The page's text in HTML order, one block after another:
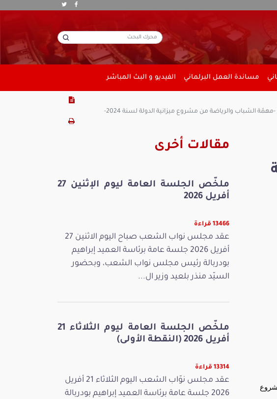
مساندة العمل البرلماني الفيديو و البث المباشر
مشروع
مقالات أخرى
ملخّص الجلسة العامة ليوم الإثنين 27
أفريل 2026
13466 قراءة
عقد مجلس نواب الشعب صباح اليوم الاثنين 27
أفريل 2026 جلسة عامة برئاسة العميد إبراهيم
بودربالة رئيس مجلس نواب الشعب، وبحضور
السيّد منذر بلعيد وزير ال...
ملخّص الجلسة العامة ليوم الثلاثاء 21
أفريل 2026 (النقطة الأولى)
13314 قراءة
عقد مجلس نوّاب الشعب اليوم الثلاثاء 21 أفريل
2026 جلسة عامة برئاسة العميد إبراهيم بودربالة